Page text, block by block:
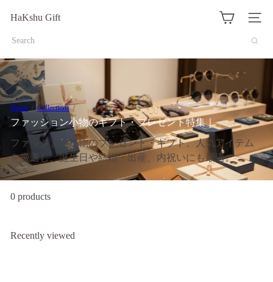
missing:
ja.actions.skip_to_content
HaKshu Gift Site
Search
Home Collections
ファッション小物のギフト・プレゼント特集｜
ファッション小物のプレゼント・ギフト。人気アイテム
を厳選し、誕生日や結婚・出産、内祝いにも最適。
0 products
Recently viewed